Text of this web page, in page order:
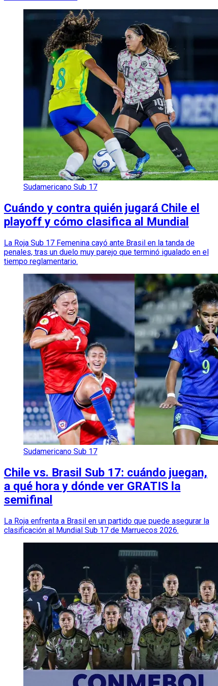
Sudamericano Sub 17
Cuándo y contra quién jugará Chile el
playoff y cómo clasifica al Mundial
La Roja Sub 17 Femenina cayó ante Brasil en la tanda de
penales, tras un duelo muy parejo que terminó igualado en el
tiempo reglamentario.
Sudamericano Sub 17
Chile vs. Brasil Sub 17: cuándo juegan,
a qué hora y dónde ver GRATIS la
semifinal
La Roja enfrenta a Brasil en un partido que puede asegurar la
clasificación al Mundial Sub 17 de Marruecos 2026.